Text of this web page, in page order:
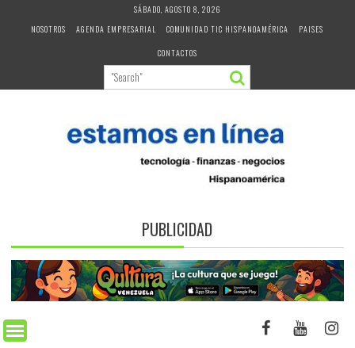
SÁBADO, AGOSTO 8, 2026
NOSOTROS
AGENDA EMPRESARIAL COMUNIDAD TIC HISPANOAMÉRICA
PAISES
CONTACTOS
PUBLICIDAD